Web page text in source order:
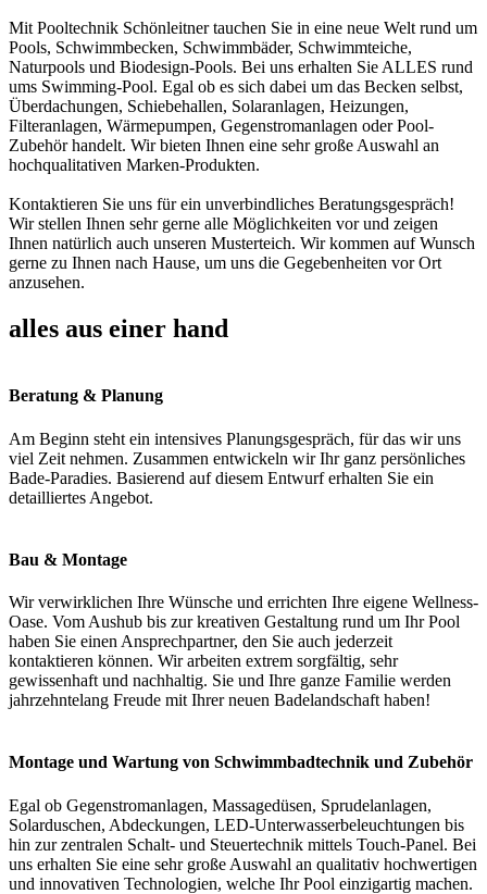
Mit Pooltechnik Schönleitner tauchen Sie in eine neue Welt rund um
Pools, Schwimmbecken, Schwimmbäder, Schwimmteiche,
Naturpools und Biodesign-Pools. Bei uns erhalten Sie ALLES rund
ums Swimming-Pool. Egal ob es sich dabei um das Becken selbst,
Überdachungen, Schiebehallen, Solaranlagen, Heizungen,
Filteranlagen, Wärmepumpen, Gegenstromanlagen oder Pool-
Zubehör handelt. Wir bieten Ihnen eine sehr große Auswahl an
hochqualitativen Marken-Produkten.
Kontaktieren Sie uns für ein unverbindliches Beratungsgespräch!
Wir stellen Ihnen sehr gerne alle Möglichkeiten vor und zeigen
Ihnen natürlich auch unseren Musterteich. Wir kommen auf Wunsch
gerne zu Ihnen nach Hause, um uns die Gegebenheiten vor Ort
anzusehen.
alles aus einer hand
Beratung & Planung
Am Beginn steht ein intensives Planungsgespräch, für das wir uns
viel Zeit nehmen. Zusammen entwickeln wir Ihr ganz persönliches
Bade-Paradies. Basierend auf diesem Entwurf erhalten Sie ein
detailliertes Angebot.
Bau & Montage
Wir verwirklichen Ihre Wünsche und errichten Ihre eigene Wellness-
Oase. Vom Aushub bis zur kreativen Gestaltung rund um Ihr Pool
haben Sie einen Ansprechpartner, den Sie auch jederzeit
kontaktieren können. Wir arbeiten extrem sorgfältig, sehr
gewissenhaft und nachhaltig. Sie und Ihre ganze Familie werden
jahrzehntelang Freude mit Ihrer neuen Badelandschaft haben!
Montage und Wartung von Schwimmbadtechnik und Zubehör
Egal ob Gegenstromanlagen, Massagedüsen, Sprudelanlagen,
Solarduschen, Abdeckungen, LED-Unterwasserbeleuchtungen bis
hin zur zentralen Schalt- und Steuertechnik mittels Touch-Panel. Bei
uns erhalten Sie eine sehr große Auswahl an qualitativ hochwertigen
und innovativen Technologien, welche Ihr Pool einzigartig machen.